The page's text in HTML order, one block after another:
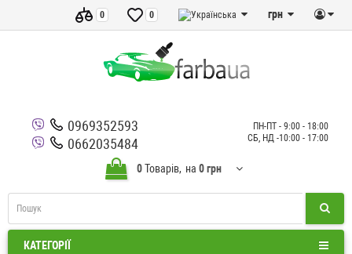
грн
0
0
0969352593
0662035484
ПН-ПТ - 9:00 - 18:00
СБ, НД -10:00 - 17:00
0Товарів, на 0 грн
КАТЕГОРІЇ